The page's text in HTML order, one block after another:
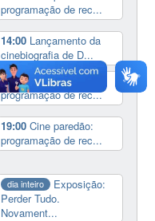
programação de rec...
14:00 Lançamento da
cinebiografia de D...
19:00 Cine paredão:
programação de rec...
19:00Cine paredão:
programação de rec...
dia inteiro
Exposição:
Perder Tudo.
Novament...